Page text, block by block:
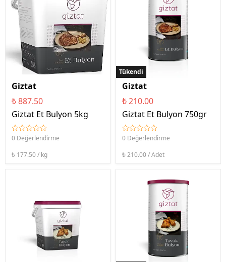
Giztat
₺ 887.50
Giztat Et Bulyon 5kg
0 Değerlendirme
₺ 177.50 / kg
Tükendi
Giztat
₺ 210.00
Giztat Et Bulyon 750gr
0 Değerlendirme
₺ 210.00 / Adet